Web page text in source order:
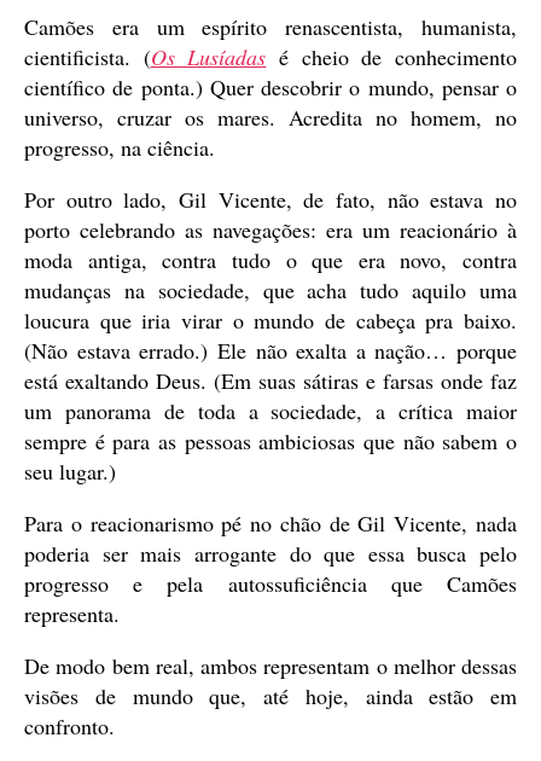
Camões era um espírito renascentista, humanista,
cientificista. (Os Lusíadas é cheio de conhecimento
científico de ponta.) Quer descobrir o mundo, pensar o
universo, cruzar os mares. Acredita no homem, no
progresso, na ciência.
Por outro lado, Gil Vicente, de fato, não estava no
porto celebrando as navegações: era um reacionário à
moda antiga, contra tudo o que era novo, contra
mudanças na sociedade, que acha tudo aquilo uma
loucura que iria virar o mundo de cabeça pra baixo.
(Não estava errado.) Ele não exalta a nação… porque
está exaltando Deus. (Em suas sátiras e farsas onde faz
um panorama de toda a sociedade, a crítica maior
sempre é para as pessoas ambiciosas que não sabem o
seu lugar.)
Para o reacionarismo pé no chão de Gil Vicente, nada
poderia ser mais arrogante do que essa busca pelo
progresso e pela autossuficiência que Camões
representa.
De modo bem real, ambos representam o melhor dessas
visões de mundo que, até hoje, ainda estão em
confronto.